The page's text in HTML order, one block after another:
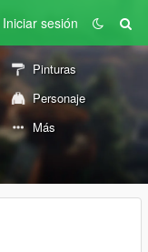
Iniciar sesión
Pinturas
Personaje
Más